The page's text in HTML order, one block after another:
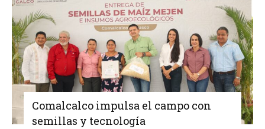
Comalcalco impulsa el campo con
semillas y tecnología